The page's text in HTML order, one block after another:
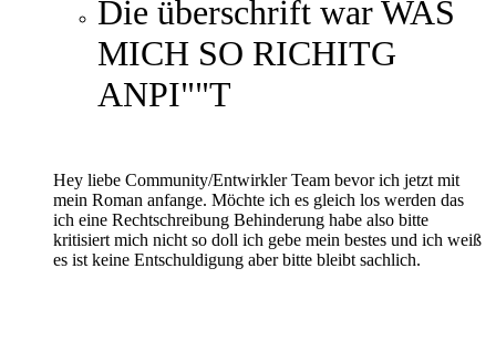
Die überschrift warWAS
MICH SO RICHITG
ANPI""T
Hey liebe Community/Entwirkler Team bevor ich jetzt mit
mein Roman anfange. Möchte ich es gleich los werden das
ich eine Rechtschreibung Behinderung habe also bitte
kritisiert mich nicht so doll ich gebe mein bestes und ich weiß
es ist keine Entschuldigung aber bitte bleibt sachlich.